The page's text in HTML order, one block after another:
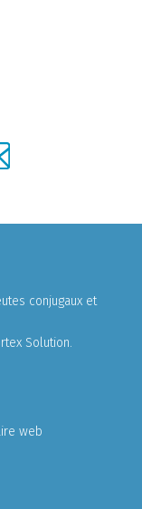
conjugaux et
Solution.
web